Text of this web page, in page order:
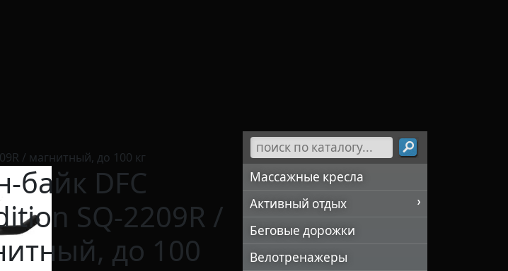
/ магнитный, до 100 кг
байк DFC
SQ-2209R /
до 100
Массажные кресла
Активный отдых
Беговые дорожки
Велотренажеры